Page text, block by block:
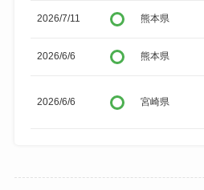
2026/7/11 熊本県
2026/6/6 熊本県
2026/6/6 宮崎県